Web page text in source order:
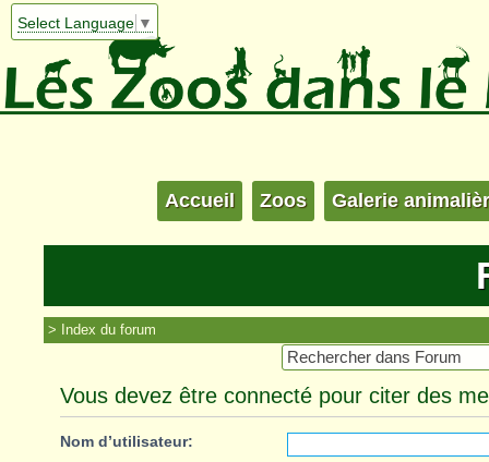
Select Language ▼
Accueil Zoos Galerie
Index du forum
Vous devez être connecté pour citer des
Nom d’utilisateur: